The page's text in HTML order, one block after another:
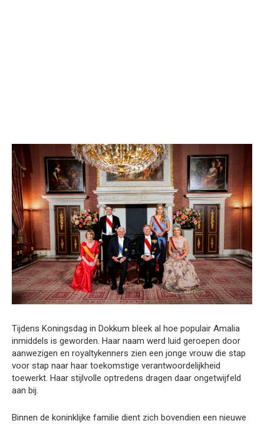
Tijdens Koningsdag in Dokkum bleek al hoe populair Amalia
inmiddels is geworden. Haar naam werd luid geroepen door
aanwezigen en royaltykenners zien een jonge vrouw die stap
voor stap naar haar toekomstige verantwoordelijkheid
toewerkt. Haar stijlvolle optredens dragen daar ongetwijfeld
aan bij.
Binnen de koninklijke familie dient zich bovendien een nieuwe